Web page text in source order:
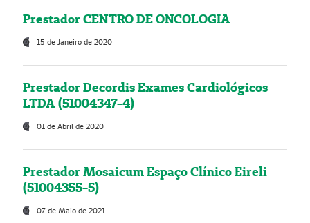
Prestador CENTRO DE ONCOLOGIA
15 de Janeiro de 2020
Prestador Decordis Exames Cardiológicos
LTDA (51004347-4)
01 de Abril de 2020
Prestador Mosaicum Espaço Clínico Eireli
(51004355-5)
07 de Maio de 2021